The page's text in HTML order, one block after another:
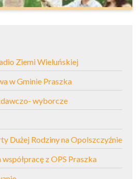
Ziemi Wieluńskiej
w Gminie Praszka
wyborcze
Dużej Rodziny na Opolszczyźnie
z OPS Praszka